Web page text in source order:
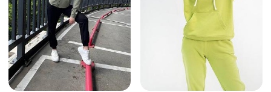
999 грн 6
Puma
Женские спортивные
костюмы puma
860 грн
Спортивные костюмы
34 / XS / 42 и еще